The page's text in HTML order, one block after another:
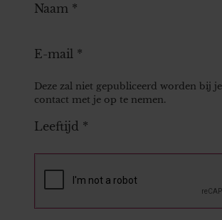
Naam *
E-mail *
Deze zal niet gepubliceerd worden bij
contact met je op te nemen.
Leeftijd *